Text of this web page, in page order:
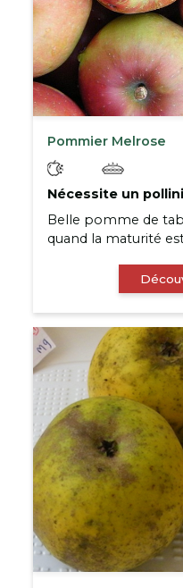
Pommier Melrose
Nécessite un
Belle pomme de
quand la maturité